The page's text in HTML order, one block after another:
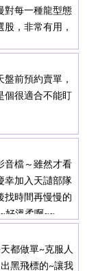
時該收手何時可
獲利的危機。
對每一種龍型態
，非常有用，
前預約賣單，
個很適合不能盯
音檔～雖然才看
幸加入天讉部隊
找時間再慢慢的
好溫柔啊~~
都做單~克服人
黑飛標的~讓我